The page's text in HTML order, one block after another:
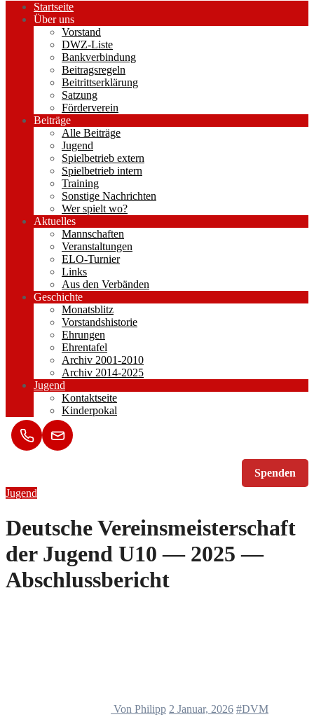
Startseite
Über uns
Vorstand
DWZ-Liste
Bankverbindung
Beitragsregeln
Beitrittserklärung
Satzung
Förderverein
Beiträge
Alle Beiträge
Jugend
Spielbetrieb extern
Spielbetrieb intern
Training
Sonstige Nachrichten
Wer spielt wo?
Aktuelles
Mannschaften
Veranstaltungen
ELO-Turnier
Links
Aus den Verbänden
Geschichte
Monatsblitz
Vorstandshistorie
Ehrungen
Ehrentafel
Archiv 2001-2010
Archiv 2014-2025
Jugend
Kontaktseite
Kinderpokal
Spenden
Jugend
Deutsche Vereinsmeisterschaft
der Jugend U10 — 2025 —
Abschlussbericht
Von Philipp 2 Januar, 2026 #DVM